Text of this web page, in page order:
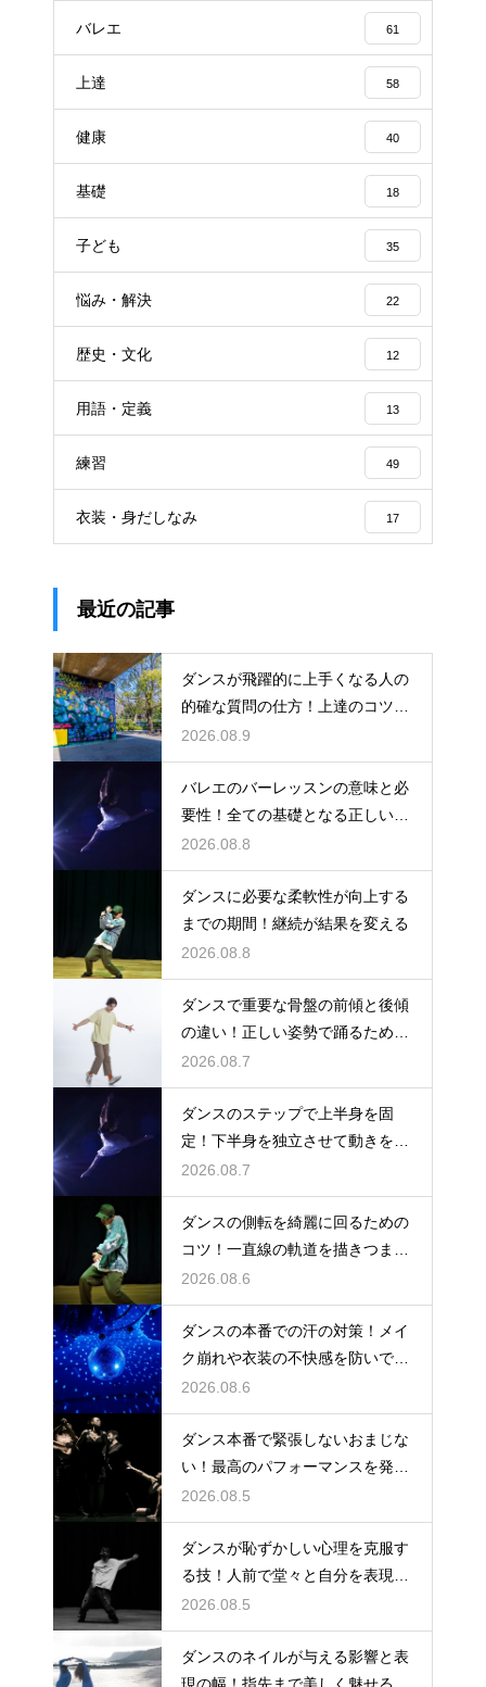
バレエ 61
上達 58
健康 40
基礎 18
子ども 35
悩み・解決 22
歴史・文化 12
用語・定義 13
練習 49
衣装・身だしなみ 17
最近の記事
ダンスが飛躍的に上手くなる人の
的確な質問の仕方！上達のコツを
引き出す
2026.08.9
バレエのバーレッスンの意味と必
要性！全ての基礎となる正しい姿
勢と軸を
2026.08.8
ダンスに必要な柔軟性が向上する
までの期間！継続が結果を変える
2026.08.8
ダンスで重要な骨盤の前傾と後傾
の違い！正しい姿勢で踊るための
鍵
2026.08.7
ダンスのステップで上半身を固
定！下半身を独立させて動きを際
立たせる
2026.08.7
ダンスの側転を綺麗に回るための
コツ！一直線の軌道を描きつま先
まで伸ばす
2026.08.6
ダンスの本番での汗の対策！メイ
ク崩れや衣装の不快感を防いで快
適に踊る
2026.08.6
ダンス本番で緊張しないおまじな
い！最高のパフォーマンスを発揮
する心理術
2026.08.5
ダンスが恥ずかしい心理を克服す
る技！人前で堂々と自分を表現す
るステップ
2026.08.5
ダンスのネイルが与える影響と表